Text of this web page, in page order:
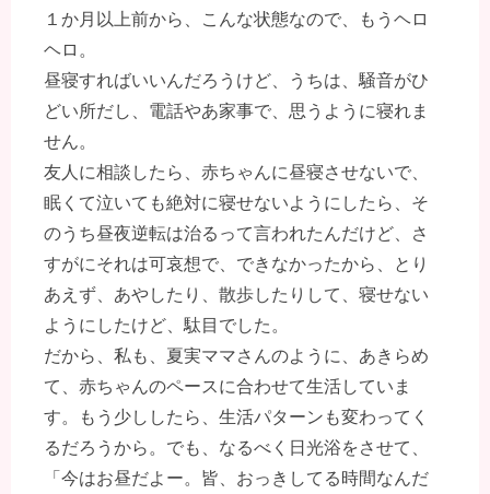
１か月以上前から、こんな状態なので、もうヘロ
ヘロ。
昼寝すればいいんだろうけど、うちは、騒音がひ
どい所だし、電話やあ家事で、思うように寝れま
せん。
友人に相談したら、赤ちゃんに昼寝させないで、
眠くて泣いても絶対に寝せないようにしたら、そ
のうち昼夜逆転は治るって言われたんだけど、さ
すがにそれは可哀想で、できなかったから、とり
あえず、あやしたり、散歩したりして、寝せない
ようにしたけど、駄目でした。
だから、私も、夏実ママさんのように、あきらめ
て、赤ちゃんのペースに合わせて生活していま
す。もう少ししたら、生活パターンも変わってく
るだろうから。でも、なるべく日光浴をさせて、
「今はお昼だよー。皆、おっきしてる時間なんだ